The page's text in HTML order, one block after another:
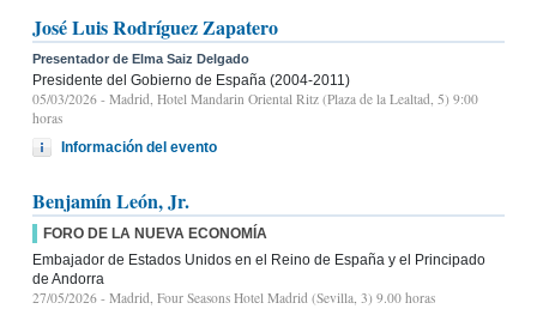
José Luis Rodríguez Zapatero
Presentador de Elma Saiz Delgado
Presidente del Gobierno de España (2004-2011)
05/03/2026 - Madrid, Hotel Mandarin Oriental Ritz (Plaza de la Lealtad, 5) 9:00
horas
Información del evento
Benjamín León, Jr.
FORO DE LA NUEVA ECONOMÍA
Embajador de Estados Unidos en el Reino de España y el Principado
de Andorra
27/05/2026 - Madrid, Four Seasons Hotel Madrid (Sevilla, 3) 9.00 horas